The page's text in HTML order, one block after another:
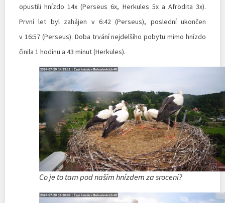
opustili hnízdo 14x (Perseus 6x, Herkules 5x a Afrodita 3x).
První let byl zahájen v 6:42 (Perseus), poslední ukončen
v 16:57 (Perseus). Doba trvání nejdelšího pobytu mimo hnízdo
činila 1 hodinu a 43 minut (Herkules).
Co je to tam pod naším hnízdem za srocení?